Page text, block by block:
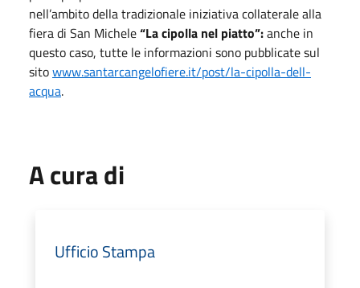
nell’ambito della tradizionale iniziativa collaterale alla
fiera di San Michele“La cipolla nel piatto”:anche in
questo caso, tutte le informazioni sono pubblicate sul
sitowww.santarcangelofiere.it/post/la-cipolla-dell-
acqua.
A cura di
Ufficio Stampa